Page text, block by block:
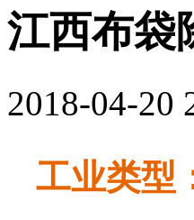
江西布袋
2018-04-20
工业类型